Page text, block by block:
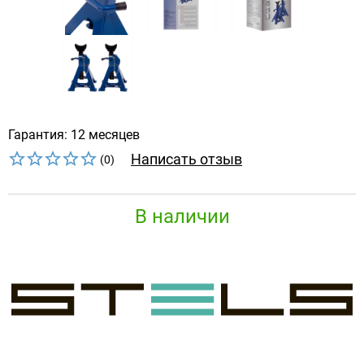
Гарантия: 12 месяцев
(0) Написать отзыв
В наличии